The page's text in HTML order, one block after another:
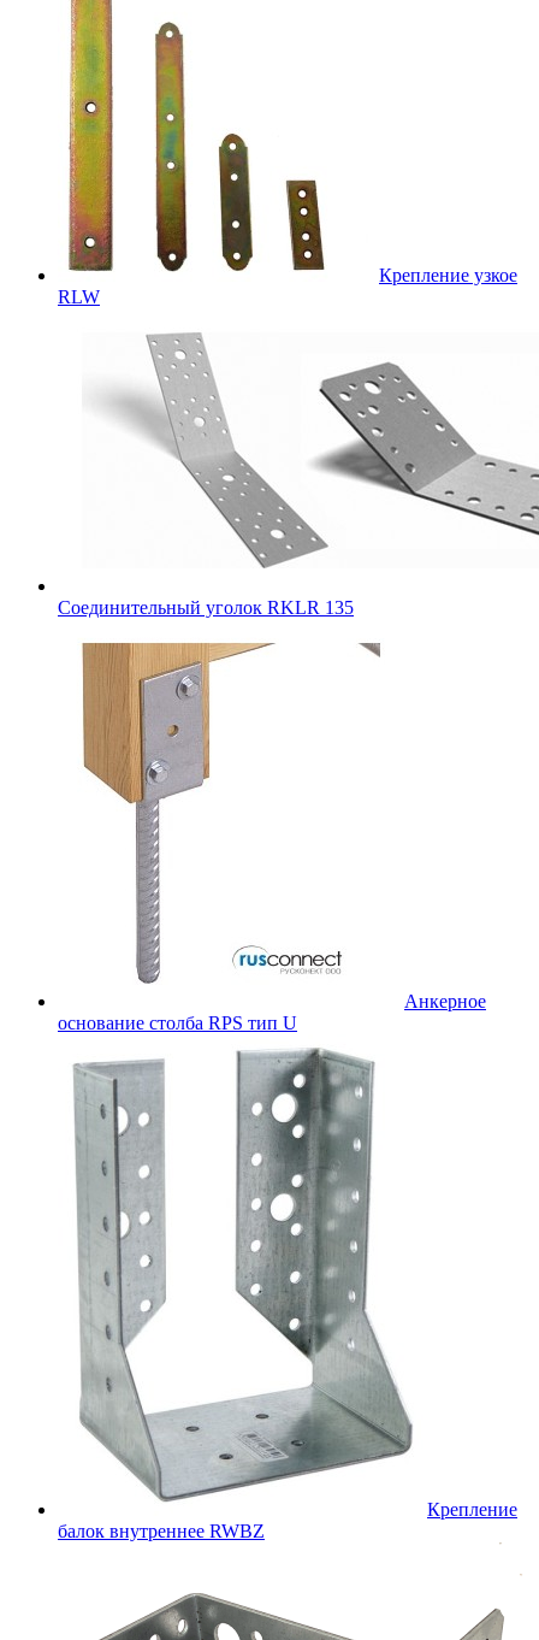
Крепление узкое
RLW
Соединительный уголок RKLR 135
Анкерное
основание столба RPS тип U
Крепление
балок внутреннее RWBZ